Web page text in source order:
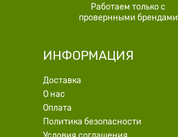
Работаем только с
провернными брендами
ИНФОРМАЦИЯ
Доставка
О нас
Оплата
Политика безопасности